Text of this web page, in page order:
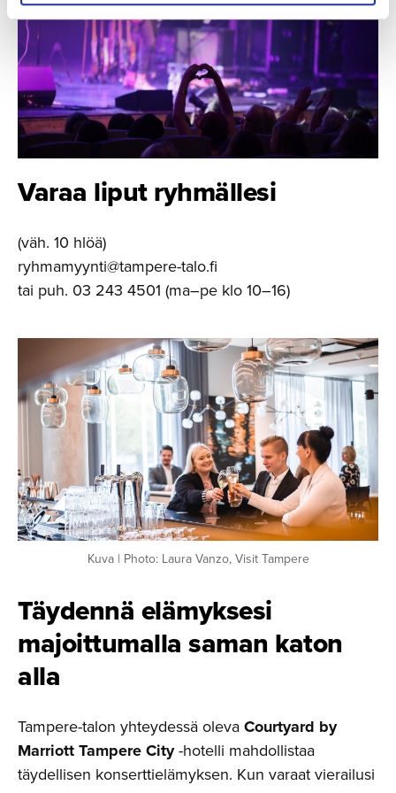
Varaa liput ryhmällesi
(väh. 10 hlöä)
ryhmamyynti@tampere-talo.fi
tai puh. 03 243 4501 (ma–pe klo 10–16)
Kuva | Photo: Laura Vanzo, Visit Tampere
Täydennä elämyksesi
majoittu­malla saman katon
alla
Tampere-talon yhteydessä olevaCourtyard by
Marriott Tampere City-hotelli mahdollistaa
täydellisen konserttielämyksen. Kun varaat vierailusi